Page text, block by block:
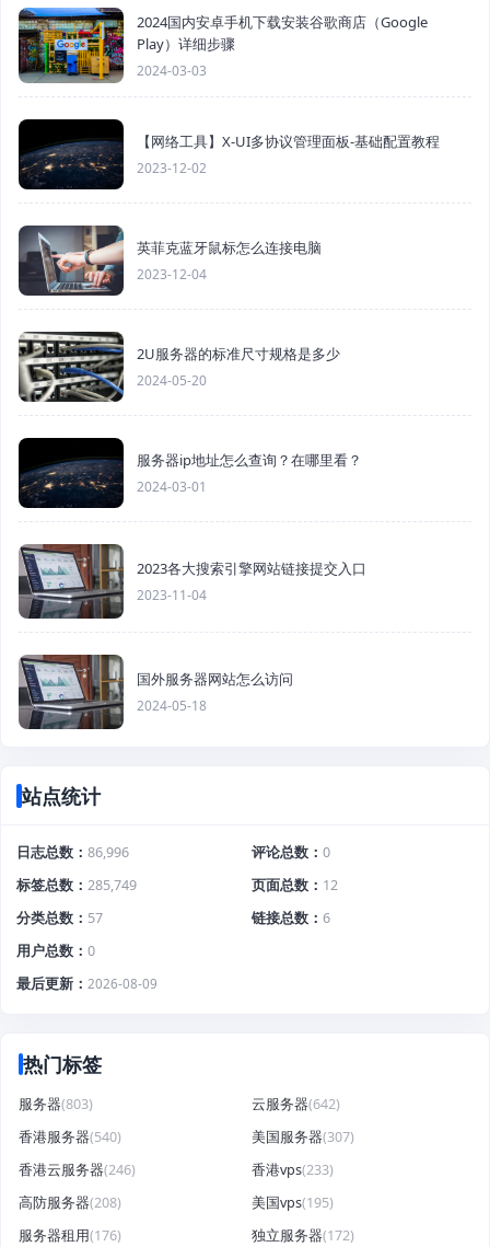
2024国内安卓手机下载安装谷歌商店（Google
Play）详细步骤
2024-03-03
【网络工具】X-UI多协议管理面板-基础配置教程
2023-12-02
英菲克蓝牙鼠标怎么连接电脑
2023-12-04
2U服务器的标准尺寸规格是多少
2024-05-20
服务器ip地址怎么查询？在哪里看？
2024-03-01
2023各大搜索引擎网站链接提交入口
2023-11-04
国外服务器网站怎么访问
2024-05-18
站点统计
日志总数 86,996 评论总数
0
标签总数
285,749 页面总数
12
分类总数
57 链接总数
6
用户总数
0
最后更新
2026-08-09
热门标签
服务器(803) 云服务器(642)
香港服务器(540) 美国服务器(307)
香港云服务器(246) 香港vps(233)
高防服务器(208) 美国vps(195)
服务器租用(176) 独立服务器(172)